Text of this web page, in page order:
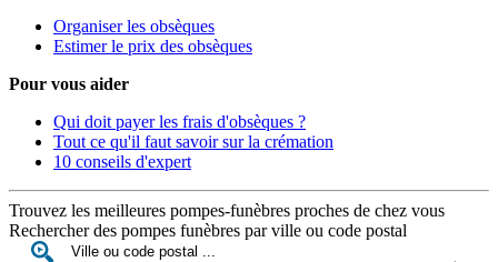
Organiser les obsèques
Estimer le prix des obsèques
Pour vous aider
Qui doit payer les frais d'obsèques ?
Tout ce qu'il faut savoir sur la crémation
10 conseils d'expert
Trouvez les meilleures pompes-funèbres proches de chez vous
Rechercher des pompes funèbres par ville ou code postal